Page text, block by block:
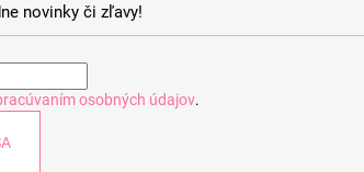
novinky či zľavy!
osobných údajov.